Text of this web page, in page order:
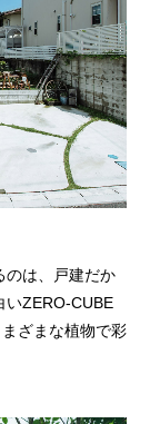
のは、戸建だか
いZERO-CUBE
ざまな植物で彩